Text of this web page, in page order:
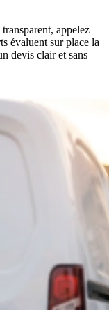
appelez
évaluent sur place la
devis clair et sans